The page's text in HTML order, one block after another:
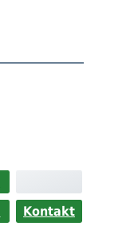
Kontakt